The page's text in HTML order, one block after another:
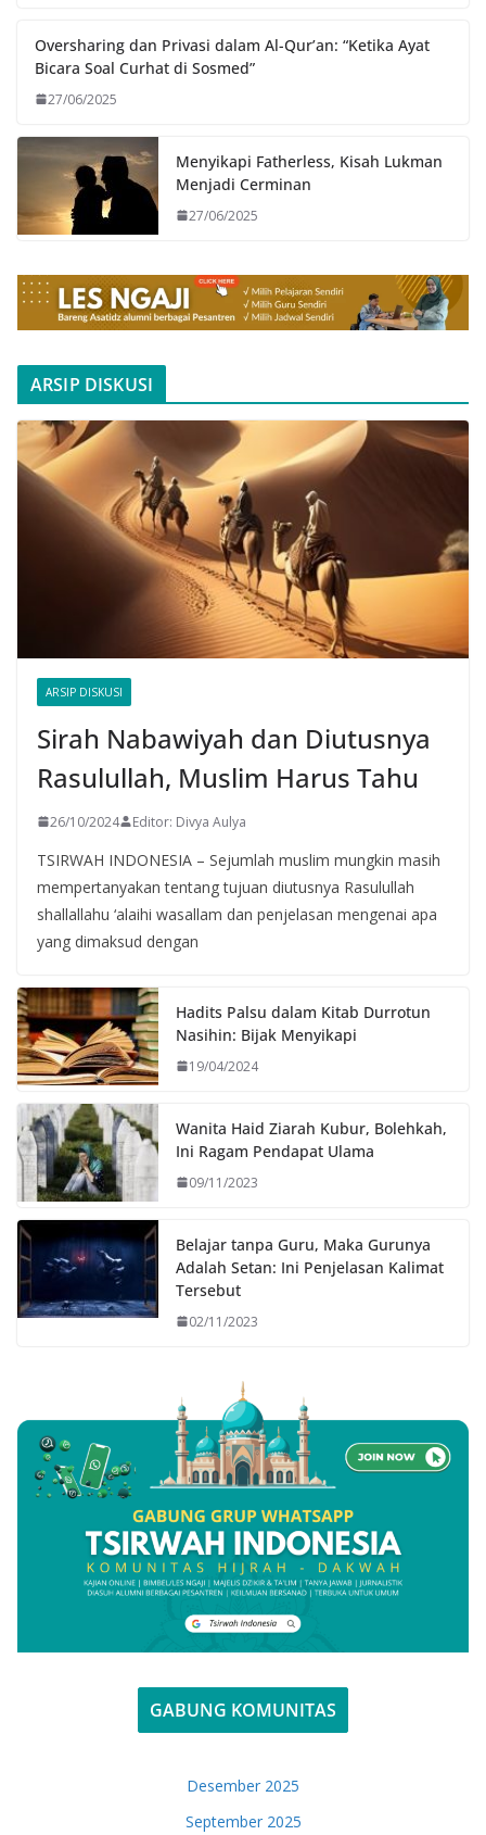
Oversharing dan Privasi dalam Al-Qur’an: “Ketika Ayat
Bicara Soal Curhat di Sosmed”
27/06/2025
Menyikapi Fatherless, Kisah Lukman
Menjadi Cerminan
27/06/2025
ARSIP DISKUSI
ARSIP DISKUSI
Sirah Nabawiyah dan Diutusnya
Rasulullah, Muslim Harus Tahu
26/10/2024 Editor: Divya Aulya
TSIRWAH INDONESIA – Sejumlah muslim mungkin masih
mempertanyakan tentang tujuan diutusnya Rasulullah
shallallahu ‘alaihi wasallam dan penjelasan mengenai apa
yang dimaksud dengan
Hadits Palsu dalam Kitab Durrotun
Nasihin: Bijak Menyikapi
19/04/2024
Wanita Haid Ziarah Kubur, Bolehkah,
Ini Ragam Pendapat Ulama
09/11/2023
Belajar tanpa Guru, Maka Gurunya
Adalah Setan: Ini Penjelasan Kalimat
Tersebut
02/11/2023
GABUNG KOMUNITAS
Desember 2025
September 2025